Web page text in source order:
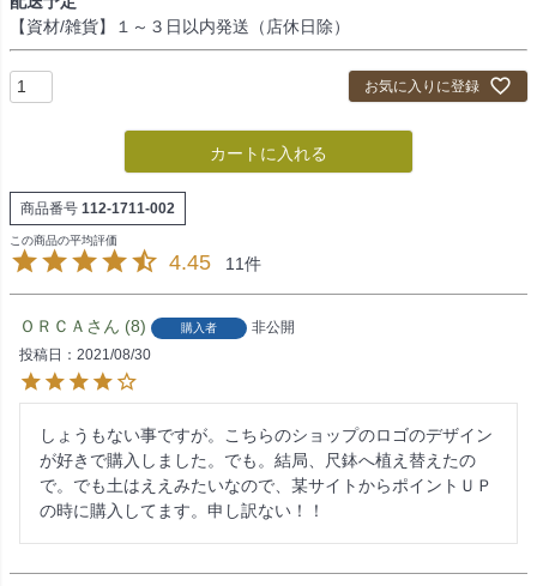
【資材/雑貨】１～３日以内発送（店休日除）
お気に入りに登録
カートに入れる
商品番号 112-1711-002
4.45 11
ＯＲＣＡ 8 購入者
非公開
投稿日
2021/08/30
しょうもない事ですが。こちらのショップのロゴのデザイン
が好きで購入しました。でも。結局、尺鉢へ植え替えたの
で。でも土はええみたいなので、某サイトからポイントＵＰ
の時に購入してます。申し訳ない！！